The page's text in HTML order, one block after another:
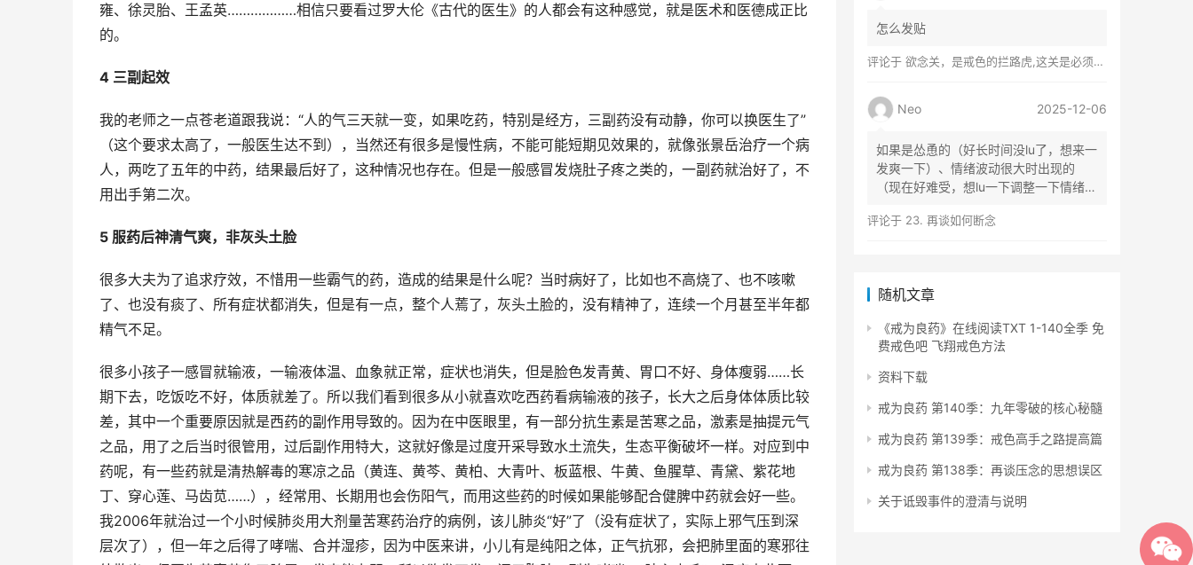
雍、徐灵胎、王孟英………………相信只要看过罗大伦《古代的医生》的人都会有这种感觉，就是医术和医德成正比
的。
4 三副起效
我的老师之一点苍老道跟我说：“人的气三天就一变，如果吃药，特别是经方，三副药没有动静，你可以换医生了”
（这个要求太高了，一般医生达不到），当然还有很多是慢性病，不能可能短期见效果的，就像张景岳治疗一个病
人，两吃了五年的中药，结果最后好了，这种情况也存在。但是一般感冒发烧肚子疼之类的，一副药就治好了，不
用出手第二次。
5 服药后神清气爽，非灰头土脸
很多大夫为了追求疗效，不惜用一些霸气的药，造成的结果是什么呢？当时病好了，比如也不高烧了、也不咳嗽
了、也没有痰了、所有症状都消失，但是有一点，整个人蔫了，灰头土脸的，没有精神了，连续一个月甚至半年都
精气不足。
很多小孩子一感冒就输液，一输液体温、血象就正常，症状也消失，但是脸色发青黄、胃口不好、身体瘦弱……长
期下去，吃饭吃不好，体质就差了。所以我们看到很多从小就喜欢吃西药看病输液的孩子，长大之后身体体质比较
差，其中一个重要原因就是西药的副作用导致的。因为在中医眼里，有一部分抗生素是苦寒之品，激素是抽提元气
之品，用了之后当时很管用，过后副作用特大，这就好像是过度开采导致水土流失，生态平衡破坏一样。对应到中
药呢，有一些药就是清热解毒的寒凉之品（黄连、黄芩、黄柏、大青叶、板蓝根、牛黄、鱼腥草、青黛、紫花地
丁、穿心莲、马齿苋……），经常用、长期用也会伤阳气，而用这些药的时候如果能够配合健脾中药就会好一些。
我2006年就治过一个小时候肺炎用大剂量苦寒药治疗的病例，该儿肺炎“好”了（没有症状了，实际上邪气压到深
层次了），但一年之后得了哮喘、合并湿疹，因为中医来讲，小儿有是纯阳之体，正气抗邪，会把肺里面的寒邪往
怎么发贴
评论于 欲念关，是戒色的拦路虎,这关是必须过的
Neo 2025-12-06
如果是怂恿的（好长时间没lu了，想来一
发爽一下）、情绪波动很大时出现的
（现在好难受，想lu一下调整一下情绪）
评论于 23. 再谈如何断念
随机文章
《戒为良药》在线阅读TXT 1-140全季 免
费戒色吧 飞翔戒色方法
资料下载
戒为良药 第140季：九年零破的核心秘髓
戒为良药 第139季：戒色高手之路提高篇
戒为良药 第138季：再谈压念的思想误区
关于诋毁事件的澄清与说明